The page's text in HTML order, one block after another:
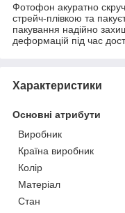
Фотофон акуратно
стрейч-плівкою та
пакування надійно
деформацій під час
Характеристики
Основні атрибути
Виробник
Країна виробник
Колір
Матеріал
Стан